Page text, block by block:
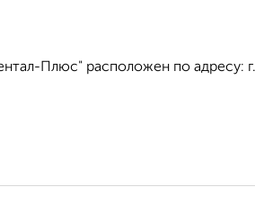
Плюс" расположен по адресу: